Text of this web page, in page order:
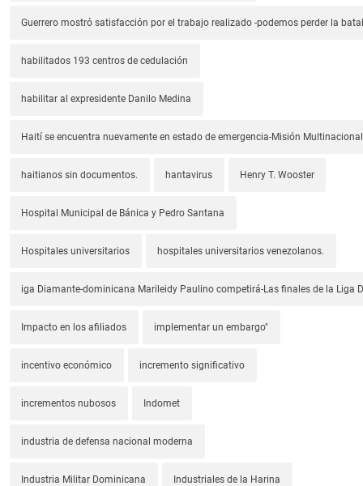
Guerrero mostró satisfacción por el trabajo realizado -podemos perder la
habilitados 193 centros de cedulación
habilitar al expresidente Danilo Medina
Haití se encuentra nuevamente en estado de emergencia-Misión
haitianos sin documentos. hantavirus Henry T. Wooster
Hospital Municipal de Bánica y Pedro Santana
Hospitales universitarios hospitales universitarios venezolanos.
iga Diamante-dominicana Marileidy Paulino competirá-Las finales de la Liga
Impacto en los afiliados implementar un embargo"
incentivo económico incremento significativo
incrementos nubosos Indomet
industria de defensa nacional moderna
Industria Militar Dominicana Industriales de la Harina